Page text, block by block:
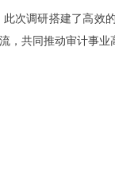
次调研搭建了高效
，共同推动审计事业